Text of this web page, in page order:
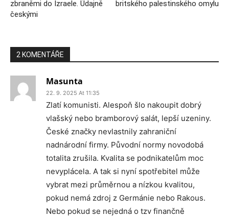
zbraněmi do Izraele. Údajně
českými
britského palestinského omylu
2 KOMENTÁŘE
Masunta
22. 9. 2025 At 11:35
Zlatí komunisti. Alespoň šlo nakoupit dobrý
vlašský nebo bramborový salát, lepší uzeniny.
České značky nevlastnily zahraniční
nadnárodní firmy. Původní normy novodobá
totalita zrušila. Kvalita se podnikatelům moc
nevyplácela. A tak si nyní spotřebitel může
vybrat mezi průměrnou a nízkou kvalitou,
pokud nemá zdroj z Germánie nebo Rakous.
Nebo pokud se nejedná o tzv finančně